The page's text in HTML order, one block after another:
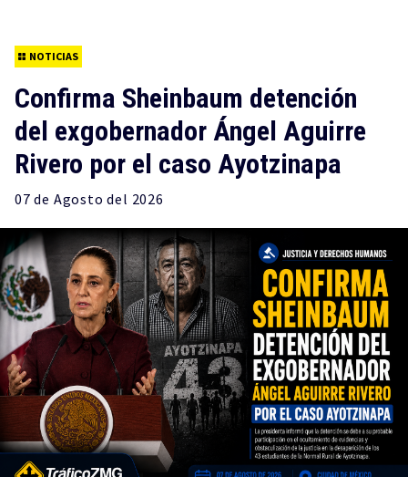
NOTICIAS
Confirma Sheinbaum detención
del exgobernador Ángel Aguirre
Rivero por el caso Ayotzinapa
07 de Agosto del 2026